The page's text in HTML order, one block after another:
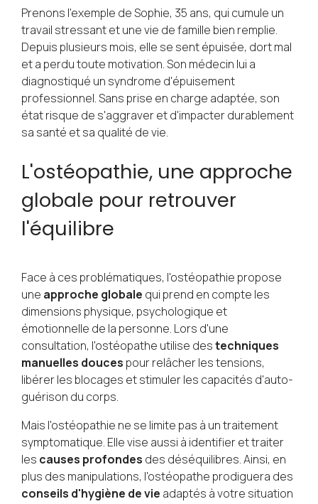
Prenons l'exemple de Sophie, 35 ans, qui cumule un
travail stressant et une vie de famille bien remplie.
Depuis plusieurs mois, elle se sent épuisée, dort mal
et a perdu toute motivation. Son médecin lui a
diagnostiqué un syndrome d'épuisement
professionnel. Sans prise en charge adaptée, son
état risque de s'aggraver et d'impacter durablement
sa santé et sa qualité de vie.
L'ostéopathie, une approche
globale pour retrouver
l'équilibre
Face à ces problématiques, l'ostéopathie propose
une approche globale qui prend en compte les
dimensions physique, psychologique et
émotionnelle de la personne. Lors d'une
consultation, l'ostéopathe utilise destechniques
manuelles douces pour relâcher les tensions,
libérer les blocages et stimuler les capacités d'auto-
guérison du corps.
Mais l'ostéopathie ne se limite pas à un traitement
symptomatique. Elle vise aussi à identifier et traiter
les causes profondes des déséquilibres. Ainsi, en
plus des manipulations, l'ostéopathe prodiguera des
conseils d'hygiène de vie adaptés à votre situation